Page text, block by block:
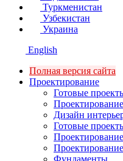
Туркменистан
Узбекистан
Украина
English
Полная версия сайта
Проектирование
Готовые
Дизайн
Готовые
Фундаменты